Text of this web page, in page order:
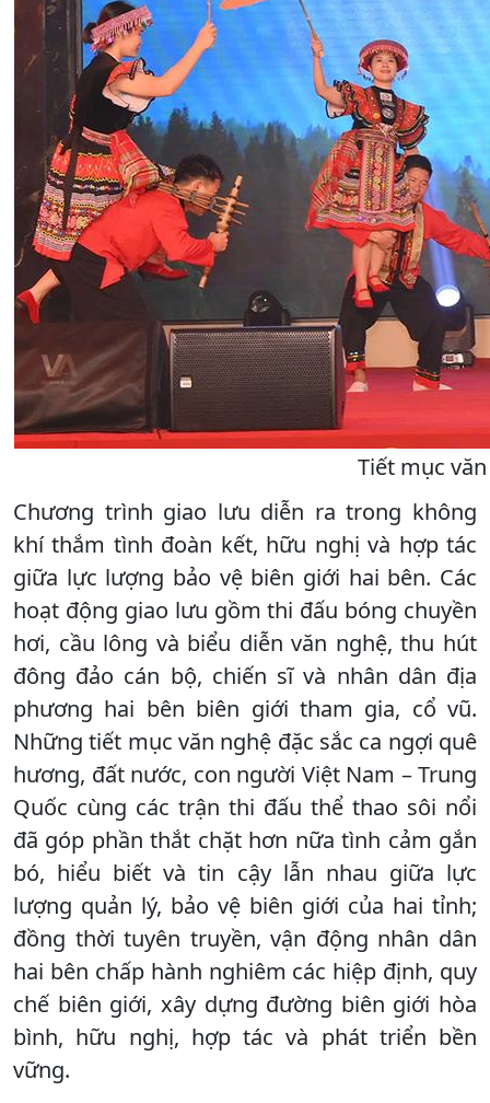
Tiết mục
Chương trình giao lưu diễn ra trong không
khí thắm tình đoàn kết, hữu nghị và hợp tác
giữa lực lượng bảo vệ biên giới hai bên. Các
hoạt động giao lưu gồm thi đấu bóng chuyền
hơi, cầu lông và biểu diễn văn nghệ, thu hút
đông đảo cán bộ, chiến sĩ và nhân dân địa
phương hai bên biên giới tham gia, cổ vũ.
Những tiết mục văn nghệ đặc sắc ca ngợi quê
hương, đất nước, con người Việt Nam – Trung
Quốc cùng các trận thi đấu thể thao sôi nổi
đã góp phần thắt chặt hơn nữa tình cảm gắn
bó, hiểu biết và tin cậy lẫn nhau giữa lực
lượng quản lý, bảo vệ biên giới của hai tỉnh;
đồng thời tuyên truyền, vận động nhân dân
hai bên chấp hành nghiêm các hiệp định, quy
chế biên giới, xây dựng đường biên giới hòa
bình, hữu nghị, hợp tác và phát triển bền
vững.